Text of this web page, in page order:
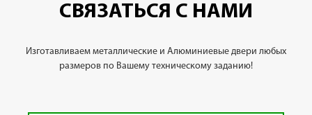
СВЯЗАТЬСЯ С НАМИ
Изготавливаем металлические и Алюминиевые двери любых
размеров по Вашему техническому заданию!